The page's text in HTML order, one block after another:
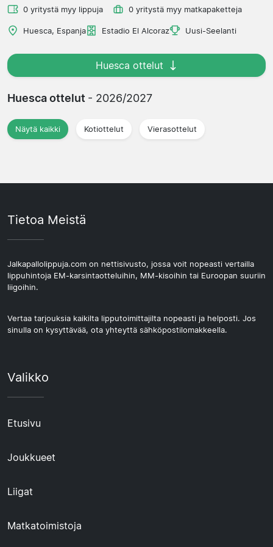
0 yritystä myy lippuja 0 yritystä myy matkapaketteja
Huesca, Espanja Estadio El Alcoraz Uusi-Seelanti
Huesca ottelut
Huesca ottelut - 2026/2027
Näytä kaikki Kotiottelut Vierasottelut
Tietoa Meistä
Jalkapallolippuja.com on nettisivusto, jossa voit nopeasti vertailla
lippuhintoja EM-karsintaotteluihin, MM-kisoihin tai Euroopan suuriin
liigoihin.
Vertaa tarjouksia kaikilta lipputoimittajilta nopeasti ja helposti. Jos
sinulla on kysyttävää, ota yhteyttä sähköpostilomakkeella.
Valikko
Etusivu
Joukkueet
Liigat
Matkatoimistoja